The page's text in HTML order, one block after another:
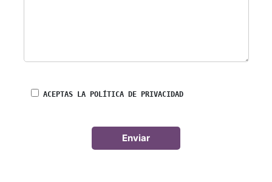
ACEPTAS LA POLÍTICA DE PRIVACIDAD